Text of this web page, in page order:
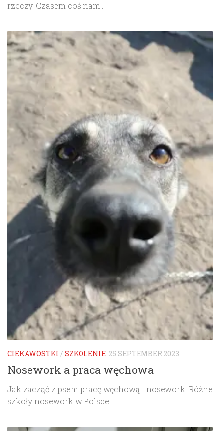
rzeczy. Czasem coś nam...
CIEKAWOSTKI / SZKOLENIE 25 SEPTEMBER 2023
Nosework a praca węchowa
Jak zacząć z psem pracę węchową i nosework. Różne
szkoły nosework w Polsce.